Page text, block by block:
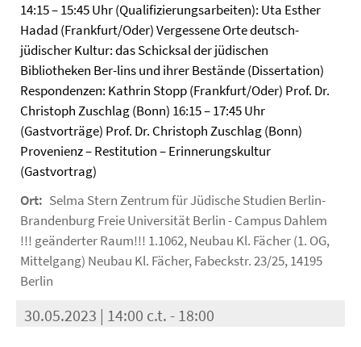
14:15 – 15:45 Uhr (Qualifizierungsarbeiten): Uta Esther
Hadad (Frankfurt/Oder) Vergessene Orte deutsch-
jüdischer Kultur: das Schicksal der jüdischen
Bibliotheken Ber-lins und ihrer Bestände (Dissertation)
Respondenzen: Kathrin Stopp (Frankfurt/Oder) Prof. Dr.
Christoph Zuschlag (Bonn) 16:15 – 17:45 Uhr
(Gastvorträge) Prof. Dr. Christoph Zuschlag (Bonn)
Provenienz – Restitution – Erinnerungskultur
(Gastvortrag)
Ort: Selma Stern Zentrum für Jüdische Studien Berlin-
Brandenburg Freie Universität Berlin - Campus Dahlem
!!! geänderter Raum!!! 1.1062, Neubau Kl. Fächer (1. OG,
Mittelgang) Neubau Kl. Fächer, Fabeckstr. 23/25, 14195
Berlin
30.05.2023 | 14:00 c.t. - 18:00